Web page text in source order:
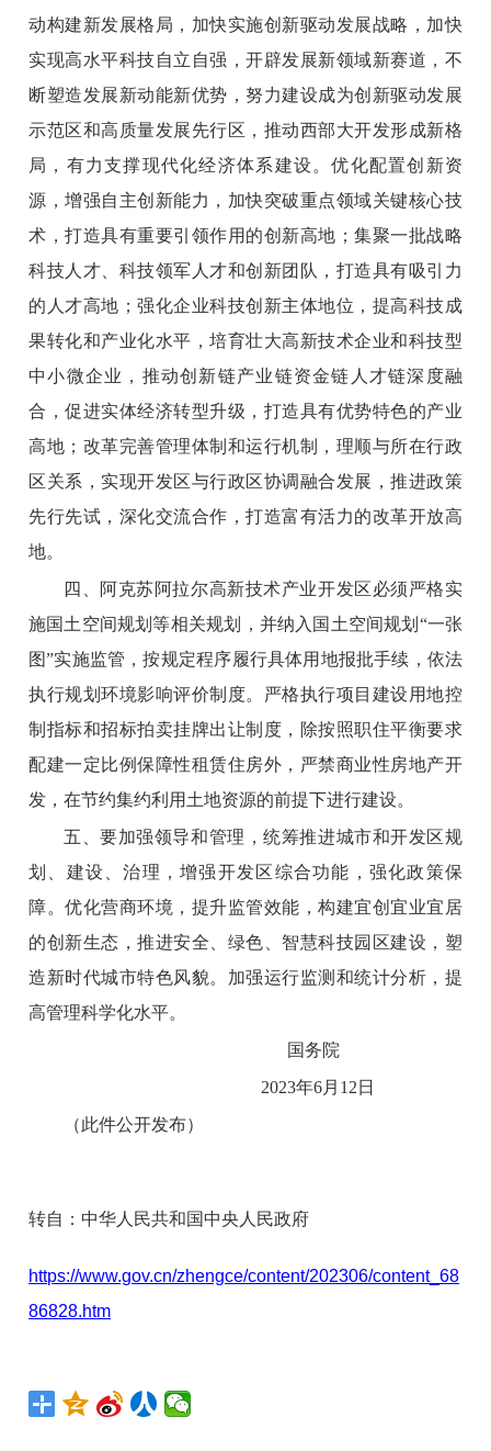
动构建新发展格局，加快实施创新驱动发展战略，加快
实现高水平科技自立自强，开辟发展新领域新赛道，不
断塑造发展新动能新优势，努力建设成为创新驱动发展
示范区和高质量发展先行区，推动西部大开发形成新格
局，有力支撑现代化经济体系建设。优化配置创新资
源，增强自主创新能力，加快突破重点领域关键核心技
术，打造具有重要引领作用的创新高地；集聚一批战略
科技人才、科技领军人才和创新团队，打造具有吸引力
的人才高地；强化企业科技创新主体地位，提高科技成
果转化和产业化水平，培育壮大高新技术企业和科技型
中小微企业，推动创新链产业链资金链人才链深度融
合，促进实体经济转型升级，打造具有优势特色的产业
高地；改革完善管理体制和运行机制，理顺与所在行政
区关系，实现开发区与行政区协调融合发展，推进政策
先行先试，深化交流合作，打造富有活力的改革开放高
地。
四、阿克苏阿拉尔高新技术产业开发区必须严格实
施国土空间规划等相关规划，并纳入国土空间规划“一张
图”实施监管，按规定程序履行具体用地报批手续，依法
执行规划环境影响评价制度。严格执行项目建设用地控
制指标和招标拍卖挂牌出让制度，除按照职住平衡要求
配建一定比例保障性租赁住房外，严禁商业性房地产开
发，在节约集约利用土地资源的前提下进行建设。
五、要加强领导和管理，统筹推进城市和开发区规
划、建设、治理，增强开发区综合功能，强化政策保
障。优化营商环境，提升监管效能，构建宜创宜业宜居
的创新生态，推进安全、绿色、智慧科技园区建设，塑
造新时代城市特色风貌。加强运行监测和统计分析，提
高管理科学化水平。
国务院
2023年6月12日
（此件公开发布）
转自：中华人民共和国中央人民政府
https://www.gov.cn/zhengce/content/202306/content_68
86828.htm